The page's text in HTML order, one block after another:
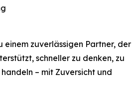
einem zuverlässigen Partner, der
schneller zu denken, zu
– mit Zuversicht und